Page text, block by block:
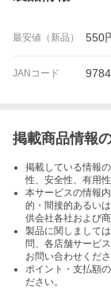
最安値（新品） 550
JANコード
掲載商品情報
掲載している情報
性、安全性、有用
本サービスの情報
的・間接的あるい
供会社各社および
製品に関しまして
問、各店舗サービ
お問い合わせくださ
ポイント・支払額
ださい。